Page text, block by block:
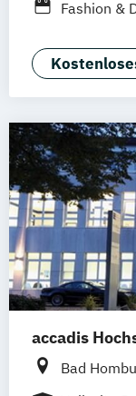
Fashion &
Interior
Marken- &
accadis
Bad